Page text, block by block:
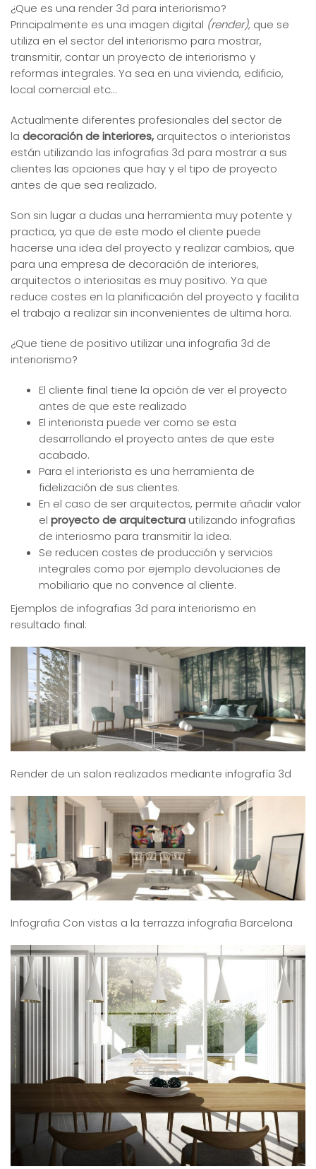
¿Que es una render 3d para interiorismo?
Principalmente es una imagen digital (render), que se
utiliza en el sector del interiorismo para mostrar,
transmitir, contar un proyecto de interiorismo y
reformas integrales. Ya sea en una vivienda, edificio,
local comercial etc…
Actualmente diferentes profesionales del sector de
la decoración de interiores, arquitectos o interioristas
están utilizando las infografias 3d para mostrar a sus
clientes las opciones que hay y el tipo de proyecto
antes de que sea realizado.
Son sin lugar a dudas una herramienta muy potente y
practica, ya que de este modo el cliente puede
hacerse una idea del proyecto y realizar cambios, que
para una empresa de decoración de interiores,
arquitectos o interiositas es muy positivo. Ya que
reduce costes en la planificación del proyecto y facilita
el trabajo a realizar sin inconvenientes de ultima hora.
¿Que tiene de positivo utilizar una infografia 3d de
interiorismo?
El cliente final tiene la opción de ver el proyecto
antes de que este realizado
El interiorista puede ver como se esta
desarrollando el proyecto antes de que este
acabado.
Para el interiorista es una herramienta de
fidelización de sus clientes.
En el caso de ser arquitectos, permite añadir valor
el proyecto de arquitectura utilizando infografias
de interiosmo para transmitir la idea.
Se reducen costes de producción y servicios
integrales como por ejemplo devoluciones de
mobiliario que no convence al cliente.
Ejemplos de infografias 3d para interiorismo en
resultado final:
Render de un salon realizados mediante infografía 3d
Infografia Con vistas a la terrazza infografia Barcelona